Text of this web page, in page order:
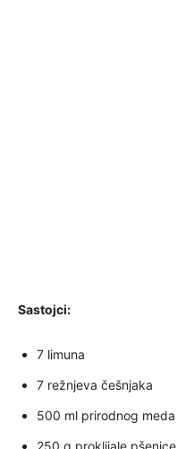
Sastojci:
7 limuna
7 režnjeva češnjaka
500 ml prirodnog meda